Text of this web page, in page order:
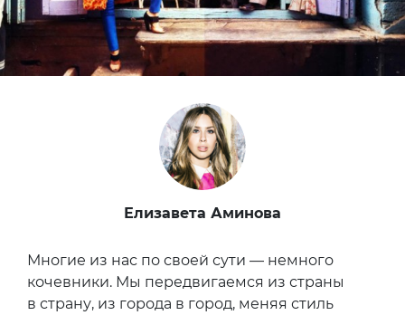
Елизавета Аминова
Многие из нас по своей сути — немного
кочевники. Мы передвигаемся из страны
в страну, из города в город, меняя стиль